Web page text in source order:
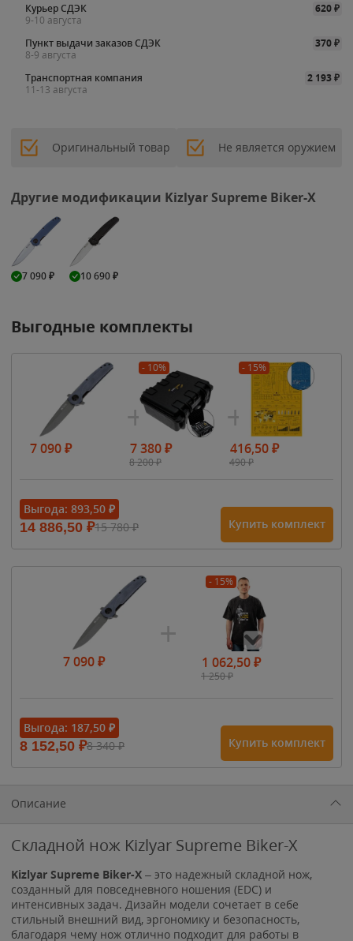
Курьер СДЭК
620₽
9-10 августа
Пункт выдачи заказов СДЭК
370₽
8-9 августа
Транспортная компания
2 193₽
11-13 августа
Оригинальный товар Не является оружием
Другие модификации Kizlyar Supreme Biker-X
7 090₽ 10 690₽
Выгодные комплекты
7 090₽
- 10%
7 380₽
8 200₽
- 15%
416,50₽
490₽
Выгода: 893,50 ₽
14 886,50 ₽15 780₽ Купить комплект
7 090₽
- 15%
1 062,50₽
1 250₽
1 615₽
1 900₽1 900₽
Выгода: 187,50 ₽
8 152,50 ₽8 340₽ Купить комплект
Описание
Складной нож Kizlyar Supreme Biker-X
Kizlyar Supreme Biker-X – это надежный складной нож,
созданный для повседневного ношения (EDC) и
интенсивных задач. Дизайн модели сочетает в себе
стильный внешний вид, эргономику и безопасность,
благодаря чему нож отлично подходит для работы в